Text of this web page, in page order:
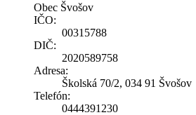
Obec Švošov
IČO:
00315788
DIČ:
2020589758
Adresa:
Školská 70/2, 034 91 Švošov
Telefón:
0444391230